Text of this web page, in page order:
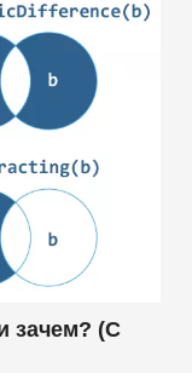
зачем? (С